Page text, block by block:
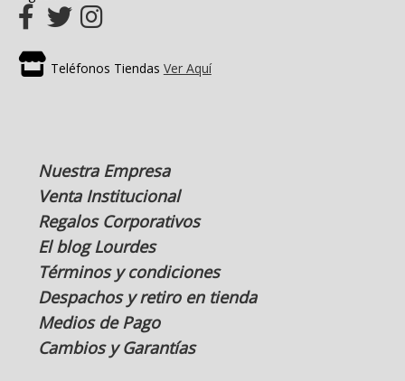
Teléfonos Tiendas Ver Aquí
Nuestra Empresa
Venta Institucional
Regalos Corporativos
El blog Lourdes
Términos y condiciones
Despachos y retiro en tienda
Medios de Pago
Cambios y Garantías